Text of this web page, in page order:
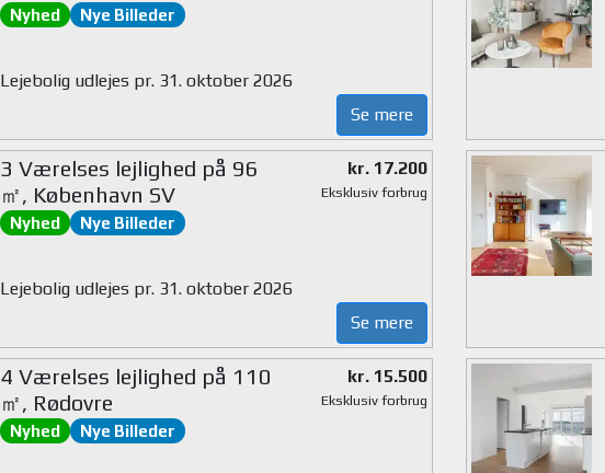
Nyhed Nye Billeder
Lejebolig udlejes pr. 31. oktober 2026
Se mere
3 Værelses lejlighed på 96
㎡, København SV
Nyhed Nye Billeder
kr. 17.200
Eksklusiv forbrug
Lejebolig udlejes pr. 31. oktober 2026
Se mere
4 Værelses lejlighed på 110
㎡, Rødovre
Nyhed Nye Billeder
kr. 15.500
Eksklusiv forbrug